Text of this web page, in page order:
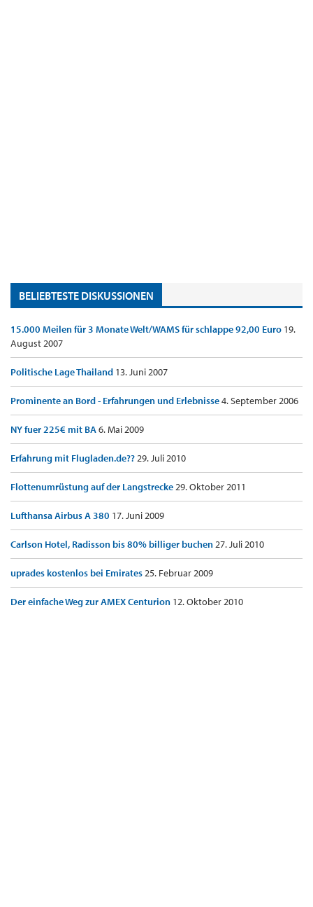
BELIEBTESTE DISKUSSIONEN
15.000 Meilen für 3 Monate Welt/WAMS für schlappe 92,00 Euro 19.
August 2007
Politische Lage Thailand 13. Juni 2007
Prominente an Bord - Erfahrungen und Erlebnisse4. September 2006
NY fuer 225€ mit BA6. Mai 2009
Erfahrung mit Flugladen.de??29. Juli 2010
Flottenumrüstung auf der Langstrecke29. Oktober 2011
Lufthansa Airbus A 380 17. Juni 2009
Carlson Hotel, Radisson bis 80% billiger buchen27. Juli 2010
uprades kostenlos bei Emirates25. Februar 2009
Der einfache Weg zur AMEX Centurion 12. Oktober 2010